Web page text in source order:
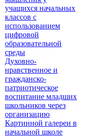
учащихся начальных
классов с
использованием
цифровой
образовательной
среды
Духовно-
нравственное и
гражданско-
патриотическое
воспитание младших
школьников через
организацию
Картинной галереи в
начальной школе